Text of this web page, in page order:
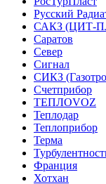
Русский
САКЗ (ЦИТ-
Саратов
Север
Сигнал
СИКЗ
Счетприбор
ТЕПЛОVOZ
Теплодар
Теплоприбор
Терма
Франция
Хотхан